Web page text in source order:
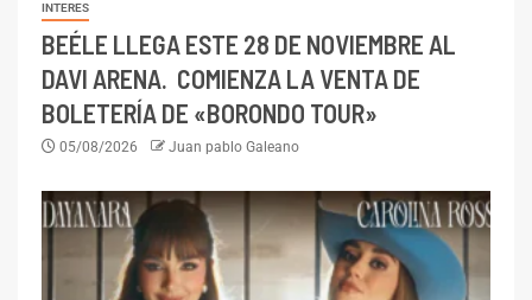
INTERES
BEÉLE LLEGA ESTE 28 DE NOVIEMBRE AL
DAVI ARENA. COMIENZA LA VENTA DE
BOLETERÍA DE «BORONDO TOUR»
05/08/2026 Juan pablo Galeano